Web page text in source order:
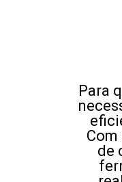
Para
de